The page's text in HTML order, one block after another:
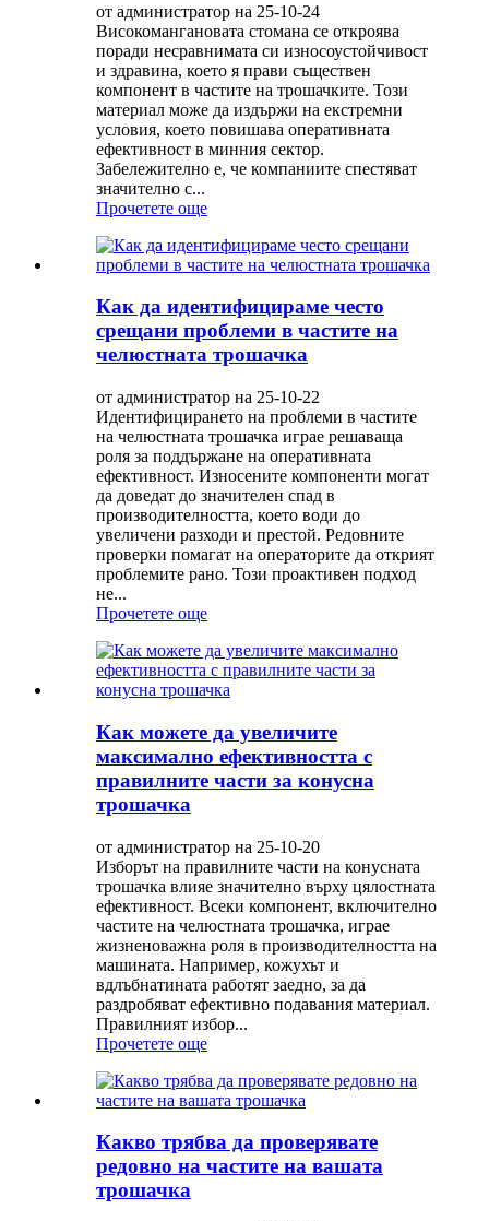
от администратор на 25-10-24
Високомангановата стомана се откроява
поради несравнимата си износоустойчивост
и здравина, което я прави съществен
компонент в частите на трошачките. Този
материал може да издържи на екстремни
условия, което повишава оперативната
ефективност в минния сектор.
Забележително е, че компаниите спестяват
значително с...
Прочетете още
Как да идентифицираме често
срещани проблеми в частите на
челюстната трошачка
от администратор на 25-10-22
Идентифицирането на проблеми в частите
на челюстната трошачка играе решаваща
роля за поддържане на оперативната
ефективност. Износените компоненти могат
да доведат до значителен спад в
производителността, което води до
увеличени разходи и престой. Редовните
проверки помагат на операторите да открият
проблемите рано. Този проактивен подход
не...
Прочетете още
Как можете да увеличите
максимално ефективността с
правилните части за конусна
трошачка
от администратор на 25-10-20
Изборът на правилните части на конусната
трошачка влияе значително върху цялостната
ефективност. Всеки компонент, включително
частите на челюстната трошачка, играе
жизненоважна роля в производителността на
машината. Например, кожухът и
вдлъбнатината работят заедно, за да
раздробяват ефективно подавания материал.
Правилният избор...
Прочетете още
Какво трябва да проверявате
редовно на частите на вашата
трошачка